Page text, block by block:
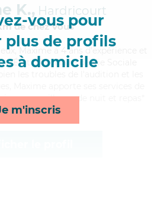
vous pour
plus de profils
à domicile
m'inscris
K., Hardricourt
de chez Vous
Maxime a 4 ans d'expérience et
d'État d'Auxiliaire de Vie Sociale
surveillance de nuit et repas*